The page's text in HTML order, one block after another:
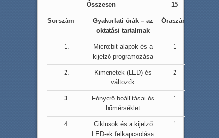
Összesen 15
Sorszám
Gyakorlati órák – az
oktatási tartalmak
Óraszám
1.
Micro:bit alapok és a
kijelző programozása
1
2.
Kimenetek (LED) és
változók
2
3.
Fényerő beállításai és
hőmérséklet
1
4.
Ciklusok és a kijelző
LED-ek felkapcsolása
1